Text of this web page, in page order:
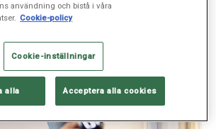
användning och bistå i våra
Cookie-policy
Cookie-inställningar
alla Acceptera alla cookies